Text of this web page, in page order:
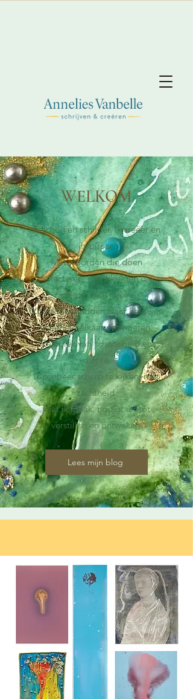
WELKOM
Ik schrijf en schilder. Ik creëer en
inspireer.
Met woorden die doen
reflecteren,met beelden die
ademruimte geven.
Ik zoek het midden waar liefde en
waarheid elkaar ontmoeten.
Een plek van schoonheid en
diepte.
Ik probeer scherp te kijken, met
zachtheid.
Wat ik maak, nodigt uit tot
verstillen én ontwaken.
Lees mijn blog